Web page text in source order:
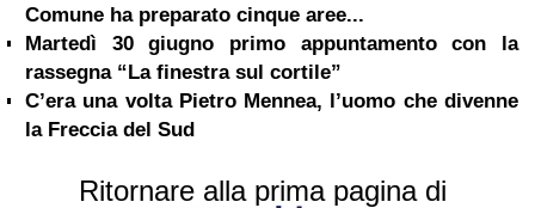
Comune ha preparato cinque aree...
Martedì 30 giugno primo appuntamento con la
rassegna “La finestra sul cortile”
C’era una volta Pietro Mennea, l’uomo che divenne
la Freccia del Sud
Ritornare alla prima pagina di